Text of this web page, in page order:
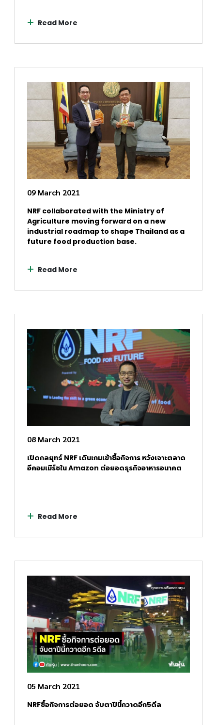
Read More
09 March 2021
NRF collaborated with the Ministry of
Agriculture moving forward on a new
industrial roadmap to shape Thailand as a
future food production base.
Read More
08 March 2021
เปิดกลยุทธ์ NRF เดินเกมเข้าซื้อกิจการ หวังเจาะตลาด
อีคอมเมิร์ซใน Amazon ต่อยอดธุรกิจอาหารอนาคต
Read More
05 March 2021
NRFซื้อกิจการต่อยอด จับตาปีนี้กวาดอีก5ดีล